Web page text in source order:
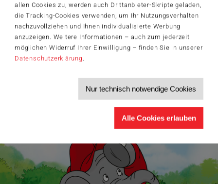
allen Cookies zu, werden auch Drittanbieter-Skripte geladen,
die Tracking-Cookies verwenden, um Ihr Nutzungsverhalten
nachzuvollziehen und Ihnen individualisierte Werbung
anzuzeigen. Weitere Informationen – auch zum jederzeit
möglichen Widerruf Ihrer Einwilligung – finden Sie in unserer
Datenschutzerklärung
Nur technisch notwendige Cookies
Alle Cookies erlauben
Bleiben Sie auf dem Laufenden zu Neuheiten, Trends und aktuellen
Themen rund um Schmidt®Spiele – und sichern Sie sich einen
Willkommensgutschein in Höhe von 5€ für Ihren nächsten Einkauf im
Schmidt-Spiele-Shop.
Produktneuheiten und Sortimentserweiterungen
Aktuelle Themen und Trends aus der Spielewelt
Informationen zu Veranstaltungen und Aktionen
Ich möchte den Schmidt-Spiele-Newsletter erhalten. Die Abmeldung ist
>